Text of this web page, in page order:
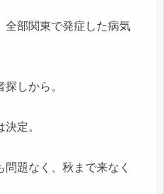
全部関東で発症した病気
しから。
定。
題なく、秋まで来なく